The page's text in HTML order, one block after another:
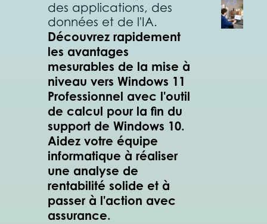
des applications, des
données et de l'IA.
Découvrez rapidement
les avantages
mesurables de la mise à
niveau vers Windows 11
Professionnel avec l'outil
de calcul pour la fin du
support de Windows 10.
Aidez votre équipe
informatique à réaliser
une analyse de
rentabilité solide et à
passer à l'action avec
assurance.